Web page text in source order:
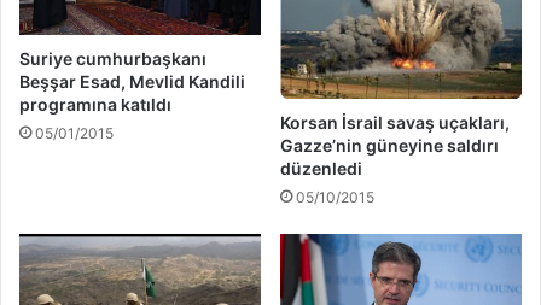
Suriye cumhurbaşkanı
Beşşar Esad, Mevlid Kandili
programına katıldı
05/01/2015
Korsan İsrail savaş uçakları,
Gazze’nin güneyine saldırı
düzenledi
05/10/2015